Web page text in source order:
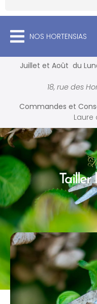
NOS HORTENSIAS
Juillet et Août du
18, rue des
Commandes et
Laure
Tailler